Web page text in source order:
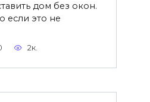
дом без окон.
если это не
2к.